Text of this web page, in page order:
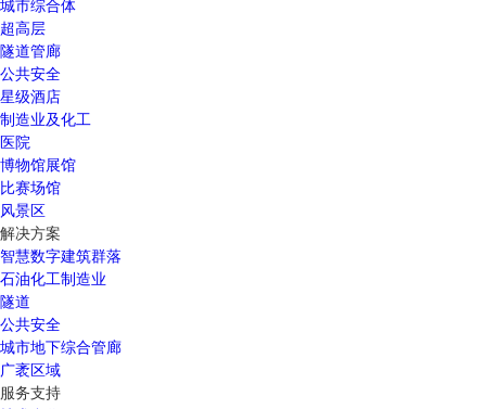
城市综合体
超高层
隧道管廊
公共安全
星级酒店
制造业及化工
医院
博物馆展馆
比赛场馆
风景区
解决方案
智慧数字建筑群落
石油化工制造业
隧道
公共安全
城市地下综合管廊
广袤区域
服务支持